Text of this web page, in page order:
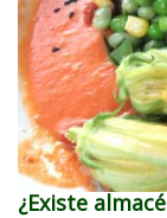
¿Existe